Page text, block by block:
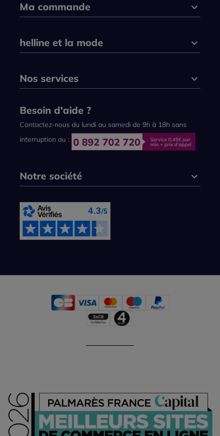
Ma commande
helline et la mode
Nos services
Besoin d'aide ?
Contactez-nous du lundi au samedi de 9h à 18h sans
interruption au :
Notre société